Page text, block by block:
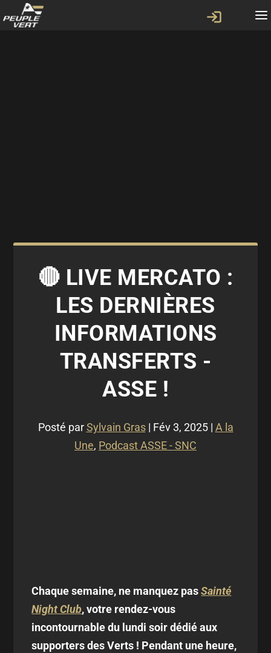
🔴 LIVE MERCATO :
LES DERNIÈRES
INFORMATIONS
TRANSFERTS -
ASSE !
Posté parSylvain Gras| Fév 3, 2025| A la
Une, Podcast ASSE - SNC
Chaque semaine, ne manquez pasSainté
Night Club, votre rendez-vous
incontournable du lundi soir dédié aux
supporters des Verts ! Pendant une heure,